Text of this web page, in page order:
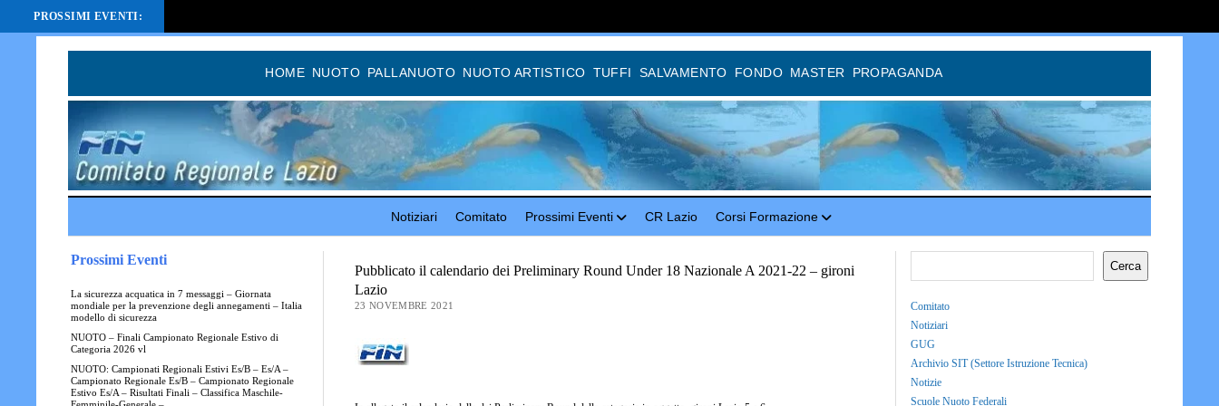
HOME NUOTO PALLANUOTO NUOTO ARTISTICO TUFFI SALVAMENTO FONDO MASTER PROPAGANDA
Notiziari Comitato Prossimi Eventi CR Lazio Corsi Formazione
Prossimi Eventi
La sicurezza acquatica in 7 messaggi – Giornata
mondiale per la prevenzione degli annegamenti – Italia
modello di sicurezza
NUOTO – Finali Campionato Regionale Estivo di
Categoria 2026 vl
NUOTO: Campionati Regionali Estivi Es/B – Es/A –
Campionato Regionale Es/B – Campionato Regionale
Estivo Es/A – Risultati Finali – Classifica Maschile-
Pubblicato il calendario dei Preliminary Round Under 18 Nazionale A 2021-22 – gironi
Lazio
23 NOVEMBRE 2021
Cerca
Comitato
Notiziari
GUG
Archivio SIT (Settore Istruzione Tecnica)
Notizie
Scuole Nuoto Federali
PROSSIMI EVENTI: